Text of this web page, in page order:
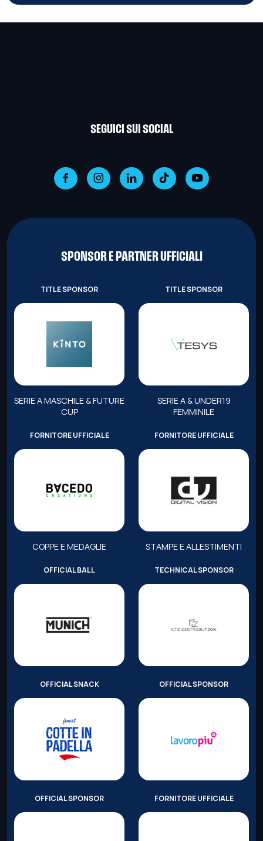
SEGUICI SUI SOCIAL
SPONSOR E PARTNER UFFICIALI
TITLE SPONSOR
SERIE A MASCHILE & FUTURE
CUP
TITLE SPONSOR
SERIE A & UNDER19
FEMMINILE
FORNITORE UFFICIALE
COPPE E MEDAGLIE
FORNITORE UFFICIALE
STAMPE E ALLESTIMENTI
OFFICIAL BALL TECHNICAL SPONSOR
OFFICIAL SNACK OFFICIAL SPONSOR
OFFICIAL SPONSOR FORNITORE UFFICIALE